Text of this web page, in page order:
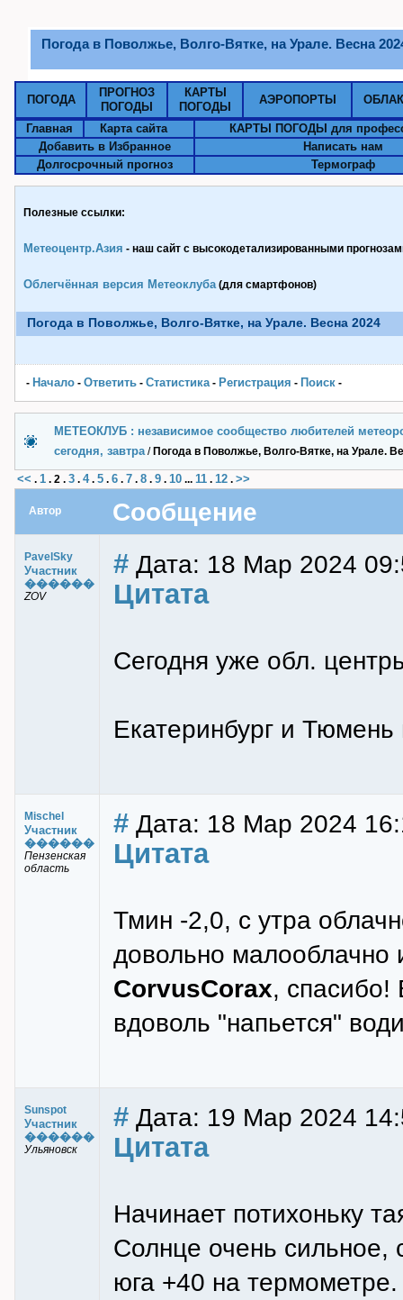
Погода в Поволжье, Волго-Вятке, на Урале. Весна
ПОГОДА
ПРОГНОЗ
ПОГОДЫ
КАРТЫ
ПОГОДЫ
АЭРОПОРТЫ
Главная Карта сайта
КАРТЫ ПОГОДЫ для
Добавить в Избранное
Написать нам
Долгосрочный прогноз
Термограф
Полезные ссылки:
Метеоцентр.Азия - наш сайт с высокодетализированными
Облегчённая версия Метеоклуба(для смартфонов)
Погода в Поволжье, Волго-Вятке, на Урале. Весна 2024
- Начало - Ответить - Статистика- Pегистрация - Поиск -
МЕТЕОКЛУБ : независимое сообщество любителей
сегодня, завтра/ Погода в Поволжье, Волго-Вятке, на Урале.
<< . 1 . 2 . 3 . 4. 5 . 6 . 7 . 8 . 9 . 10 ... 11 . 12 . >>
Автор Сообщение
PavelSky
Участник
������
ZOV
# Дата: 18 Мар 2024
Цитата
Сегодня уже обл.
Екатеринбург и
Mischel
Участник
������
Пензенская
область
# Дата: 18 Мар 2024
Цитата
Тмин -2,0, с утра
довольно малооблачно
CorvusCorax, спасибо!
вдоволь "напьется"
Sunspot
Участник
������
Ульяновск
# Дата: 19 Мар 2024
Цитата
Начинает потихоньку
Солнце очень сильное,
юга +40 на термометре.